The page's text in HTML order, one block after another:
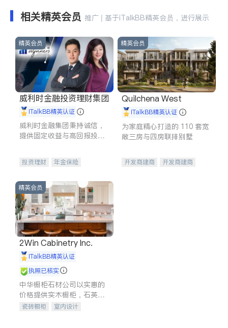
相关精英会员 推广 | 基于iTalkBB精英会员，进行展示
精英会员
威利时金融投资理财集团
iTalkBB精英认证
威利时金融集团秉持诚信，
提供固定收益与高回报投资
合，助力客户实现目标
投资理财
年金保险
投资理财
医疗保险
养老保险
员工保险
长期护理医疗保险
伤残保险
个人保险
精英会员
Quilchena West
iTalkBB精英认证
为家庭精心打造的 110 套宽
敞三房与四房联排别墅
开发商建商
开发商建商
精英会员
2Win Cabinetry Inc.
iTalkBB精英认证
执照已核实
中华橱柜石材公司以实惠的
价格提供实木橱柜，石英石
台面，多种优质不锈钢水
瓷砖橱柜
室内设计